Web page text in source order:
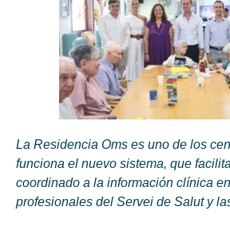
La Residencia Oms es uno de los
funciona el nuevo sistema, que
coordinado a la información clínica
profesionales del Servei de Salut y